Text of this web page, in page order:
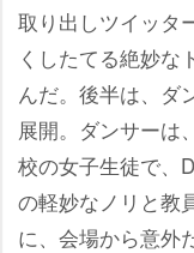
取り出しツイッタ
くしたてる絶妙な
んだ。後半は、ダ
展開。ダンサーは
校の女子生徒で、
の軽妙なノリと教
に、会場から意外